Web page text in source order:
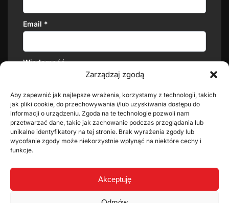
Zarządzaj zgodą
Aby zapewnić jak najlepsze wrażenia, korzystamy z technologii, takich
jak pliki cookie, do przechowywania i/lub uzyskiwania dostępu do
informacji o urządzeniu. Zgoda na te technologie pozwoli nam
przetwarzać dane, takie jak zachowanie podczas przeglądania lub
unikalne identyfikatory na tej stronie. Brak wyrażenia zgody lub
wycofanie zgody może niekorzystnie wpłynąć na niektóre cechy i
funkcje.
Akceptuję
Email *
Wiadomość
politykę prywatnościiregulamin*